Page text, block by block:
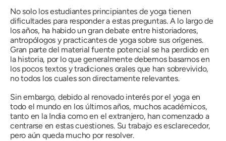
No solo los estudiantes principiantes de yoga tienen
dificultades para responder a estas preguntas. A lo largo de
los años, ha habido un gran debate entre historiadores,
antropólogos y practicantes de yoga sobre sus orígenes.
Gran parte del material fuente potencial se ha perdido en
la historia, por lo que generalmente debemos basarnos en
los pocos textos y tradiciones orales que han sobrevivido,
no todos los cuales son directamente relevantes.
Sin embargo, debido al renovado interés por el yoga en
todo el mundo en los últimos años, muchos académicos,
tanto en la India como en el extranjero, han comenzado a
centrarse en estas cuestiones. Su trabajo es esclarecedor,
pero aún queda mucho por resolver.